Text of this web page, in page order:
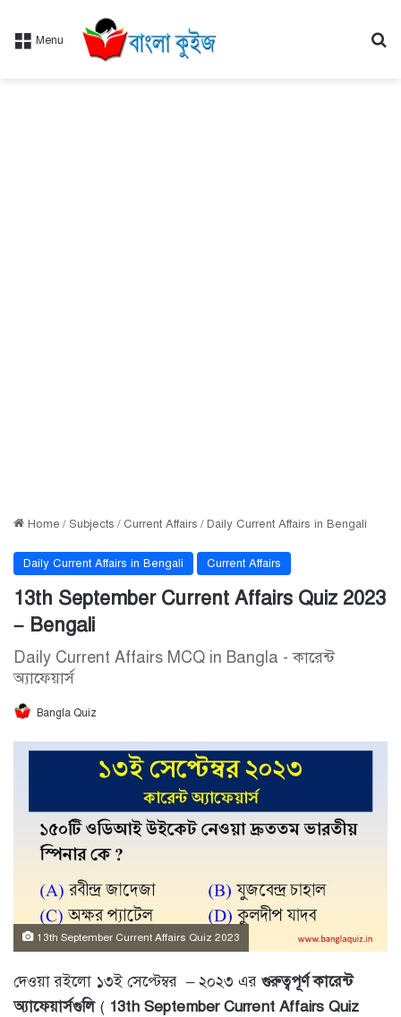
Menu
Home / Subjects / Current Affairs /Daily Current Affairs in Bengali
Daily Current Affairs in Bengali Current Affairs
13th September Current Affairs Quiz 2023
– Bengali
Daily Current Affairs MCQ in Bangla - কারেন্ট
অ্যাফেয়ার্স
Bangla Quiz
13th September Current Affairs Quiz 2023
দেওয়া রইলো ১৩ই সেপ্টেম্বর – ২০২৩ এর গুরুত্বপূর্ণ কারেন্ট
অ্যাফেয়ার্সগুলি( 13th September Current Affairs Quiz